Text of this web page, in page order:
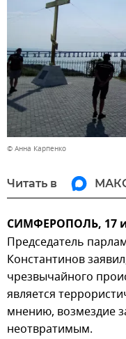
© Анна Карпенко
Читать в
СИМФЕРОПОЛЬ, 17
Председатель
Константинов
чрезвычайного
является
мнению, возмездие
неотвратимым.